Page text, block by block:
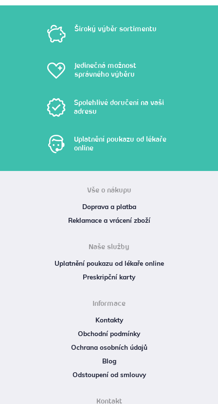
Široký výběr sortimentu
Jedinečná možnost
správného výběru
Spolehlivé doručení na vaši
adresu
Uplatnění poukazu od lékaře
online
Vše o nákupu
Doprava a platba
Reklamace a vrácení zboží
Naše služby
Uplatnění poukazu od lékaře online
Preskripční karty
Informace
Kontakty
Obchodní podmínky
Ochrana osobních údajů
Blog
Odstoupení od smlouvy
Kontakt